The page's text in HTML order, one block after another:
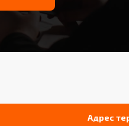
Адрес